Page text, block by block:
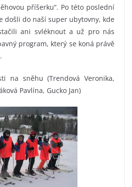
příšerku“. Po této poslední
došli do naší super ubytovny, kde
ani svléknout a už pro nás
program, který se koná právě
na sněhu (Trendová Veronika,
Pavlína, Gucko Jan)